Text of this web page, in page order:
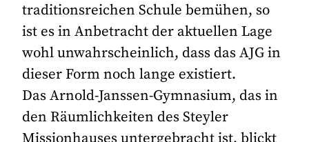
traditionsreichen Schule bemühen, so
ist es in Anbetracht der aktuellen Lage
wohl unwahrscheinlich, dass das AJG in
dieser Form noch lange existiert.
Das Arnold-Janssen-Gymnasium, das in
den Räumlichkeiten des Steyler